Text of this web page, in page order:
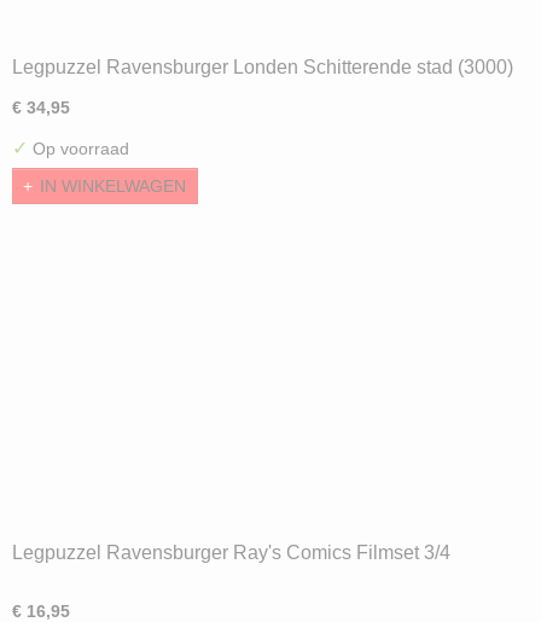
Legpuzzel Ravensburger Londen Schitterende stad (3000)
€ 34,95
✓ Op voorraad
IN WINKELWAGEN
Legpuzzel Ravensburger Ray's Comics Filmset 3/4
€ 16,95